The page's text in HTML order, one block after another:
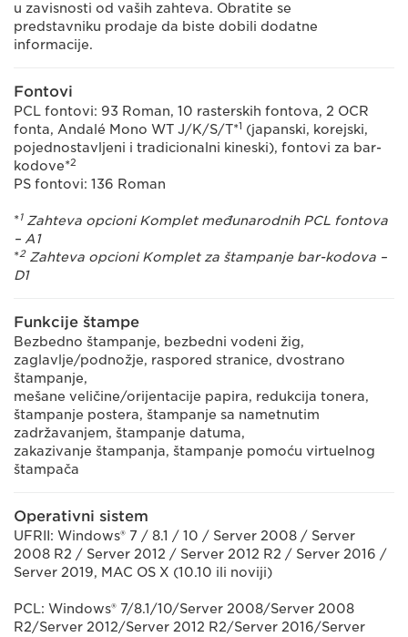
u zavisnosti od vaših zahteva. Obratite se
predstavniku prodaje da biste dobili dodatne
informacije.
Fontovi
PCL fontovi: 93 Roman, 10 rasterskih fontova, 2 OCR
fonta, Andalé Mono WT J/K/S/T*1 (japanski, korejski,
pojednostavljeni i tradicionalni kineski), fontovi za bar-
kodove*2
PS fontovi: 136 Roman
*1Zahteva opcioni Komplet međunarodnih PCL fontova
– A1
*2Zahteva opcioni Komplet za štampanje bar-kodova –
D1
Funkcije štampe
Bezbedno štampanje, bezbedni vodeni žig,
zaglavlje/podnožje, raspored stranice, dvostrano
štampanje,
mešane veličine/orijentacije papira, redukcija tonera,
štampanje postera, štampanje sa nametnutim
zadržavanjem, štampanje datuma,
zakazivanje štampanja, štampanje pomoću virtuelnog
štampača
Operativni sistem
UFRII: Windows® 7 / 8.1 / 10 / Server 2008 / Server
2008 R2 / Server 2012 / Server 2012 R2 / Server 2016 /
Server 2019, MAC OS X (10.10 ili noviji)
PCL: Windows® 7/8.1/10/Server 2008/Server 2008
R2/Server 2012/Server 2012 R2/Server 2016/Server